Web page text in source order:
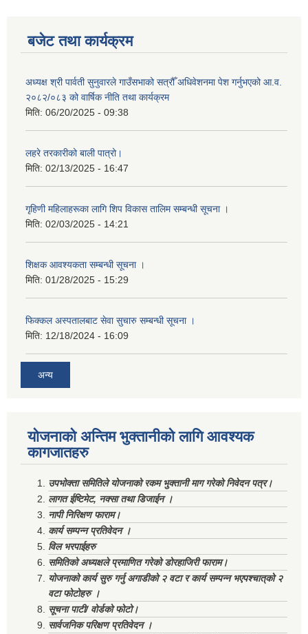
बजेट तथा कार्यक्रम
अध्यक्ष श्री पार्वती सुनुवारले गाउँसभाको सत्रौँ अधिवेशनमा पेश गर्नुभएको आ.व.
२०८२/०८३ को वार्षिक नीति तथा कार्यक्रम
मिति: 06/20/2025 - 09:38
लहरे तरकारीको बाली पात्रो।
मिति: 02/13/2025 - 16:47
गृहिणी महिलाहरूका लागि शिप विकास तालिम सम्बन्धी सूचना ‌।
मिति: 02/03/2025 - 14:21
शिक्षक आवश्यकता सम्बन्धी सूचना ।
मिति: 01/28/2025 - 15:29
फिक्कल अस्पतालबाट सेवा सुचारु सम्बन्धी सूचना ।
मिति: 12/18/2024 - 16:09
अन्य
योजनाको अन्तिम भुक्तानीको लागि आवश्यक
कागजातहरु
उपभोक्ता समितिले योजनाको रकम भुक्तानी माग गरेको निवेदन पत्र।
लागत ईष्टिमेट, नक्सा तथा डिजाईन ।
नापी निरिक्षण फाराम।
कार्य सम्पन्न प्रतिवेदन ।
विल भरपाईहरु
समितिको अध्यक्षले प्रमाणित गरेको डोरहाजिरी फाराम।
योजनाको कार्य सुरु गर्नु अगाडीको २ वटा र कार्य सम्पन्न भएपश्चात्‌को २
वटा फोटोहरु ।
सूचना पाटी/ वोर्डको फोटो।
सार्वजनिक परिक्षण प्रतिवेदन ।